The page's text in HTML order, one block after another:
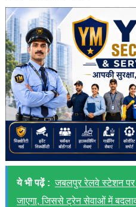
ये भी पढ़ें : जबलपुर रेलवे स्टेशन पर
जाएगा, जिससे ट्रेन सेवाओं में बदलाव